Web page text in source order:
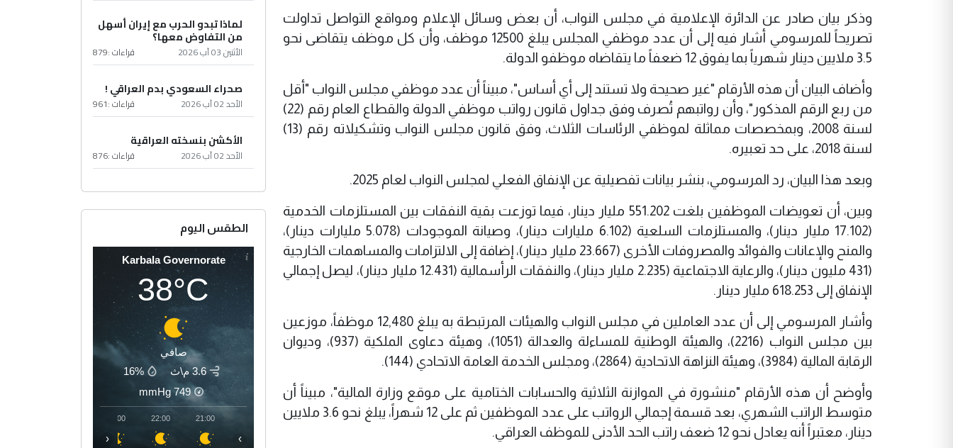
وذكر بيان صادر عن الدائرة الإعلامية في مجلس النواب، أن بعض وسائل الإعلام ومواقع التواصل تداولت
تصريحاً للمرسومي أشار فيه إلى أن عدد موظفي المجلس يبلغ 12500 موظف، وأن كل موظف يتقاضى نحو
3.5 ملايين دينار شهرياً بما يفوق 12 ضعفاً ما يتقاضاه موظفو الدولة.
وأضاف البيان أن هذه الأرقام "غير صحيحة ولا تستند إلى أي أساس"، مبيناً أن عدد موظفي مجلس النواب "أقل
من ربع الرقم المذكور"، وأن رواتبهم تُصرف وفق جداول قانون رواتب موظفي الدولة والقطاع العام رقم (22)
لسنة 2008، وبمخصصات مماثلة لموظفي الرئاسات الثلاث، وفق قانون مجلس النواب وتشكيلاته رقم (13)
لسنة 2018، على حد تعبيره.
وبعد هذا البيان، رد المرسومي، بنشر بيانات تفصيلية عن الإنفاق الفعلي لمجلس النواب لعام 2025.
وبين، أن تعويضات الموظفين بلغت 551.202 مليار دينار، فيما توزعت بقية النفقات بين المستلزمات الخدمية
(17.102 مليار دينار)، والمستلزمات السلعية (6.102 مليارات دينار)، وصيانة الموجودات (5.078 مليارات دينار)،
والمنح والإعانات والفوائد والمصروفات الأخرى (23.667 مليار دينار)، إضافة إلى الالتزامات والمساهمات الخارجية
(431 مليون دينار)، والرعاية الاجتماعية (2.235 مليار دينار)، والنفقات الرأسمالية (12.431 مليار دينار)، ليصل إجمالي
الإنفاق إلى 618.253 مليار دينار.
وأشار المرسومي إلى أن عدد العاملين في مجلس النواب والهيئات المرتبطة به يبلغ 12,480 موظفاً، موزعين
بين مجلس النواب (2216)، والهيئة الوطنية للمساءلة والعدالة (1051)، وهيئة دعاوى الملكية (937)، وديوان
الرقابة المالية (3984)، وهيئة النزاهة الاتحادية (2864)، ومجلس الخدمة العامة الاتحادي (144).
وأوضح أن هذه الأرقام "منشورة في الموازنة الثلاثية والحسابات الختامية على موقع وزارة المالية"، مبيناً أن
متوسط الراتب الشهري، بعد قسمة إجمالي الرواتب على عدد الموظفين ثم على 12 شهراً، يبلغ نحو 3.6 ملايين
دينار، معتبراً أنه يعادل نحو 12 ضعف راتب الحد الأدنى للموظف العراقي.
لماذا تبدو الحرب مع إيران أسهل
من التفاوض معها؟
الأثنين 03 آب 2026 قراءات :879
صحراء السعودي بدم العراقي !
الأحد 02 آب 2026 قراءات :961
الأكشن بنسخته العراقية
الأحد 02 آب 2026 قراءات :876
الطقس اليوم
Karbala Governorate
38°C
صافي
3.6 م\ث
16%
749
mmHg
21:00
22:00
23:00
‹ ›